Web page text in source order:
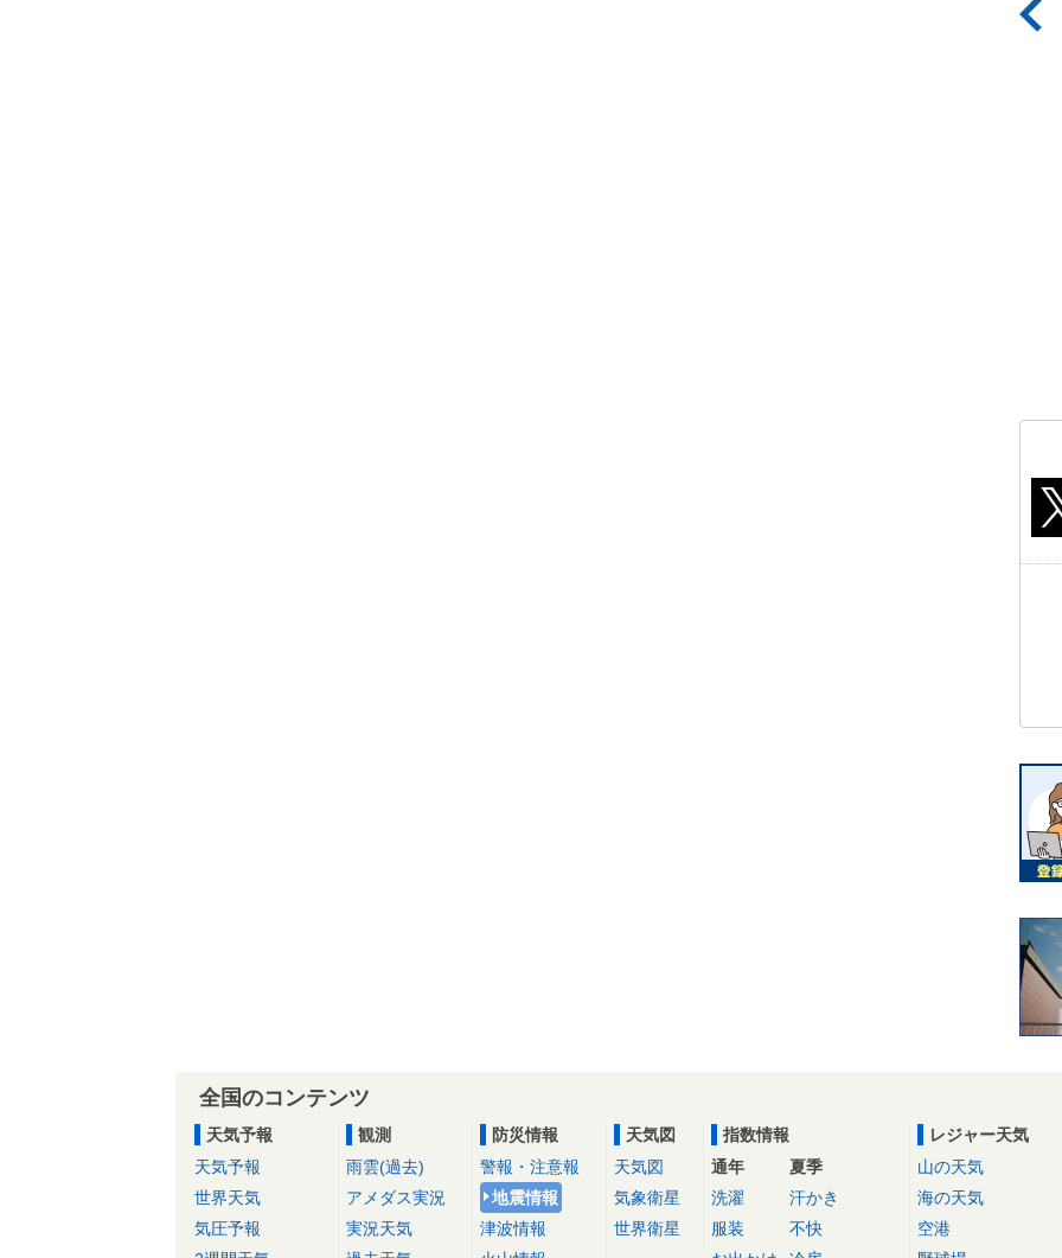
全国のコンテンツ
天気予報
天気予報
世界天気
気圧予報
観測
雨雲(過去)
アメダス実況
実況天気
防災情報
警報・注意報
地震情報
津波情報
天気図
天気図
気象衛星
世界衛星
指数情報
通年
洗濯
服装
夏季
汗かき
不快
レジャー天気
山の天気
海の天気
空港